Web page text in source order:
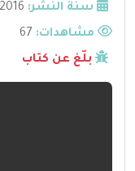
سنة النشر: 2016
مشاهدات:
بلّغ عن كتاب